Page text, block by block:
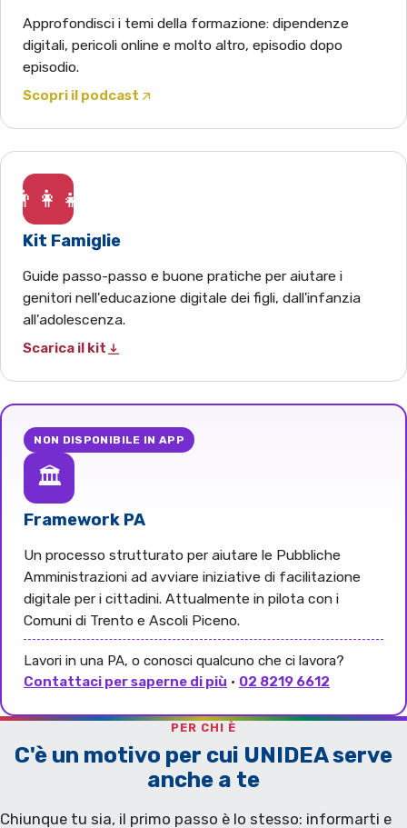
Approfondisci i temi della formazione: dipendenze
digitali, pericoli online e molto altro, episodio dopo
episodio.
Scopri il podcast
(apre Spotify in una nuova scheda)
👨‍👩‍👧
Kit Famiglie
Guide passo-passo e buone pratiche per aiutare i
genitori nell'educazione digitale dei figli, dall'infanzia
all'adolescenza.
Scarica il kit
NON DISPONIBILE IN APP
🏛️
Framework PA
Un processo strutturato per aiutare le Pubbliche
Amministrazioni ad avviare iniziative di facilitazione
digitale per i cittadini. Attualmente in pilota con i
Comuni di Trento e Ascoli Piceno.
Lavori in una PA, o conosci qualcuno che ci lavora?
Contattaci per saperne di più · 02 8219 6612
PER CHI È
C'è un motivo per cui UNIDEA serve
anche a te
Chiunque tu sia, il primo passo è lo stesso: informarti e